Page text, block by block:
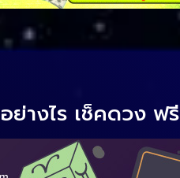
ย่างไร เช็คดวง ฟรี